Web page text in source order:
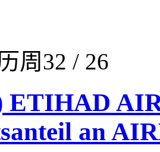
周32 / 26
ETIHAD
an